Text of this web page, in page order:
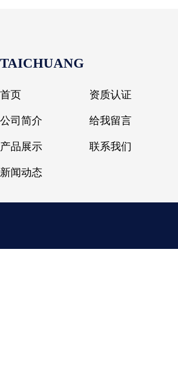
TAICHUANG
首页
公司简介
产品展示
新闻动态
资质认证
给我留言
联系我们